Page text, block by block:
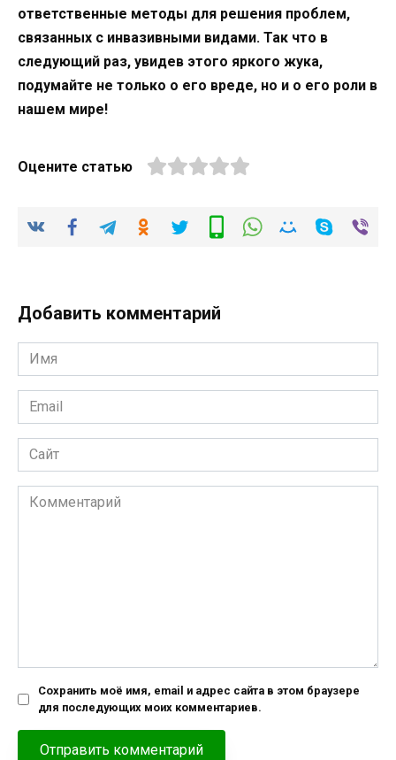
ответственные методы для решения проблем,
связанных с инвазивными видами. Так что в
следующий раз, увидев этого яркого жука,
подумайте не только о его вреде, но и о его роли в
нашем мире!
Оцените статью
Добавить комментарий
Имя
*
Email
*
Сайт
Комментарий
Сохранить моё имя, email и адрес сайта в этом браузере
для последующих моих комментариев.